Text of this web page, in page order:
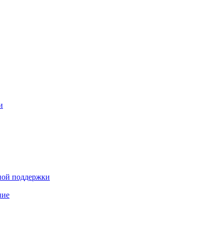
поддержки